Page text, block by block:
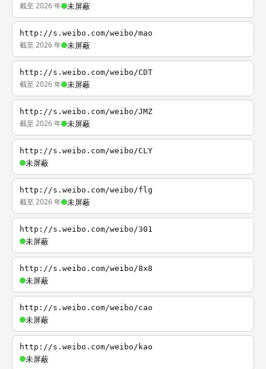
截至 2026 年 未屏蔽
http://s.weibo.com/weibo/mao
截至 2026 年 未屏蔽
http://s.weibo.com/weibo/CDT
截至 2026 年 未屏蔽
http://s.weibo.com/weibo/JMZ
截至 2026 年 未屏蔽
http://s.weibo.com/weibo/CLY
未屏蔽
http://s.weibo.com/weibo/flg
截至 2026 年 未屏蔽
http://s.weibo.com/weibo/301
未屏蔽
http://s.weibo.com/weibo/8x8
未屏蔽
http://s.weibo.com/weibo/cao
未屏蔽
http://s.weibo.com/weibo/kao
未屏蔽